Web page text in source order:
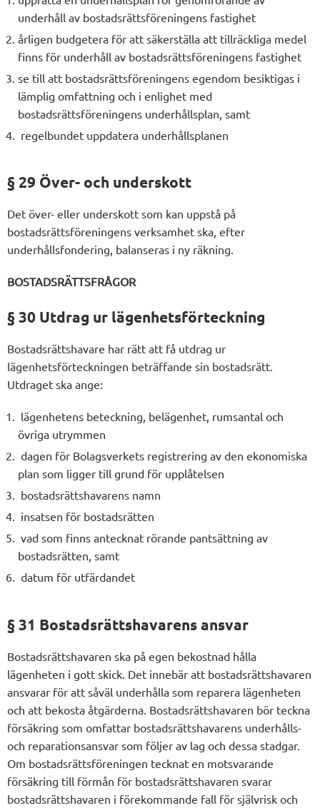
underhåll av bostadsrättsföreningens fastighet
årligen budgetera för att säkerställa att tillräckliga medel
finns för underhåll av bostadsrättsföreningens fastighet
se till att bostadsrättsföreningens egendom besiktigas i
lämplig omfattning och i enlighet med
bostadsrättsföreningens underhållsplan, samt
regelbundet uppdatera underhållsplanen
§ 29 Över- och underskott
Det över- eller underskott som kan uppstå på
bostadsrättsföreningens verksamhet ska, efter
underhållsfondering, balanseras i ny räkning.
BOSTADSRÄTTSFRÅGOR
§ 30 Utdrag ur lägenhetsförteckning
Bostadsrättshavare har rätt att få utdrag ur
lägenhetsförteckningen beträffande sin bostadsrätt.
Utdraget ska ange:
lägenhetens beteckning, belägenhet, rumsantal och
övriga utrymmen
dagen för Bolagsverkets registrering av den ekonomiska
plan som ligger till grund för upplåtelsen
bostadsrättshavarens namn
insatsen för bostadsrätten
vad som finns antecknat rörande pantsättning av
bostadsrätten, samt
datum för utfärdandet
§ 31 Bostadsrättshavarens ansvar
Bostadsrättshavaren ska på egen bekostnad hålla
lägenheten i gott skick. Det innebär att bostadsrättshavaren
ansvarar för att såväl underhålla som reparera lägenheten
och att bekosta åtgärderna. Bostadsrättshavaren bör teckna
försäkring som omfattar bostadsrättshavarens underhålls-
och reparationsansvar som följer av lag och dessa stadgar.
Om bostadsrättsföreningen tecknat en motsvarande
försäkring till förmån för bostadsrättshavaren svarar
bostadsrättshavaren i förekommande fall för självrisk och